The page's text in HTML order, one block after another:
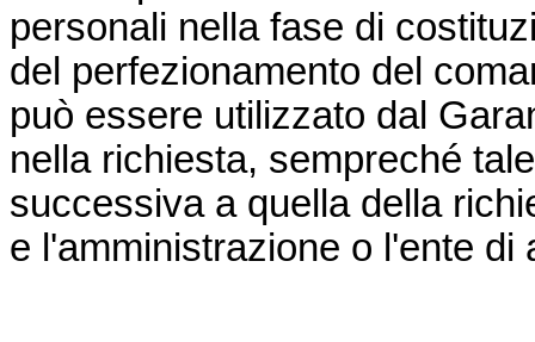
personali nella fase di
del perfezionamento del
può essere utilizzato dal
nella richiesta, sempreché
successiva a quella della
e l'amministrazione o l'ente